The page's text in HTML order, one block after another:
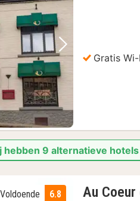
Volgende foto
Gratis Wi-
hebben 9 alternatieve
6.8
Voldoende Au